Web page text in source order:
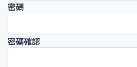
密碼
密碼確認